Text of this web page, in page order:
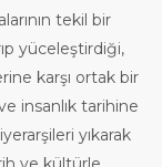
tekil bir
yüceleştirdiği,
karşı ortak bir
insanlık tarihine
yıkarak